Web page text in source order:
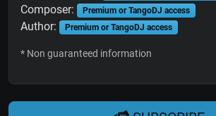
Composer: Premium or TangoDJ access
Author: Premium or TangoDJ access
* Non guaranteed information